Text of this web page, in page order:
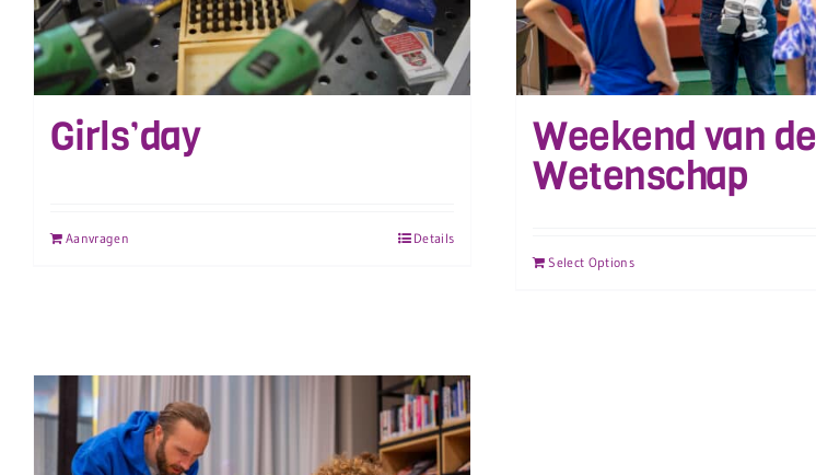
Girls’day
Aanvragen Details
Weekend van de
Wetenschap
Select Options